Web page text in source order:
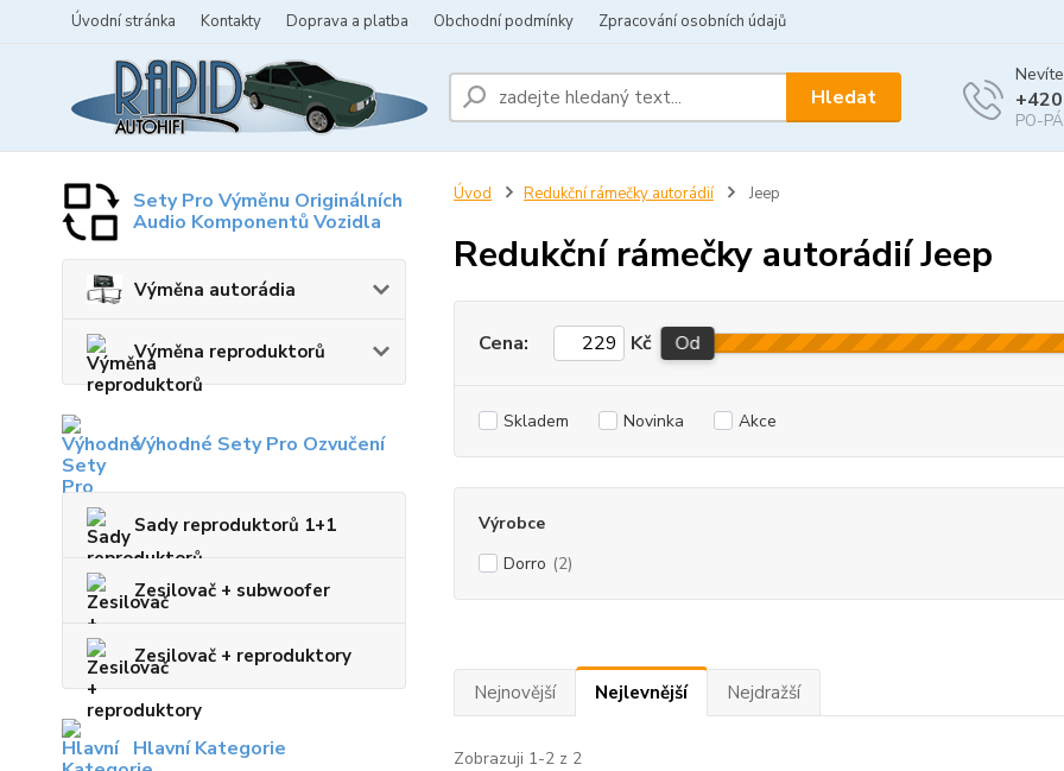
Úvodní stránka Kontakty Doprava a platba Obchodní podmínky Zpracování osobních údajů
Hledat
PO-
Sety Pro Výměnu Originálních
Audio Komponentů Vozidla
Výměna autorádia
Výměna reproduktorů
Výhodné Sety Pro Ozvučení
Sady reproduktorů 1+1
Zesilovač + subwoofer
Zesilovač + reproduktory
Hlavní Kategorie
Úvod Redukční rámečky autorádií Jeep
Redukční rámečky autorádií Jeep
Cena: Kč Od
Skladem Novinka Akce
Výrobce
Dorro (2)
Nejnovější Nejlevnější Nejdražší
Zobrazuji 1-2 z 2